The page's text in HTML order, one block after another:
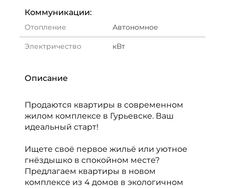
Коммуникации:
Отопление Автономное
Электричество кВт
Описание
Продаются квартиры в современном
жилом комплексе в Гурьевске. Ваш
идеальный старт!
Ищете своё первое жильё или уютное
гнёздышко в спокойном месте?
Предлагаем квартиры в новом
комплексе из 4 домов в экологичном